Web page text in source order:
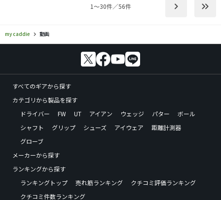
1〜30件／56件 keyboard_arrow_right keyboard_double_arrow_right
my caddie 動画
すべてのギアから探す
カテゴリから製品を探す
ドライバー
FW UT アイアン ウェッジ パター
ボール
シャフト
グリップ シューズ アイウェア
距離計測器
グローブ
メーカーから探す
ランキングから探す
ランキングトップ
売れ筋ランキング
クチコミ評価ランキング
クチコミ件数ランキング